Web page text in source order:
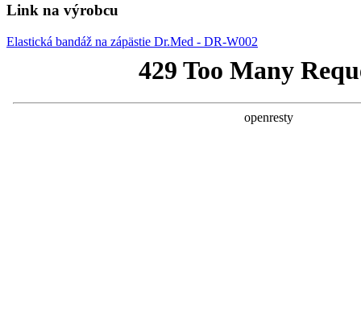
Link na výrobcu
Elastická bandáž na zápästie Dr.Med - DR-W002